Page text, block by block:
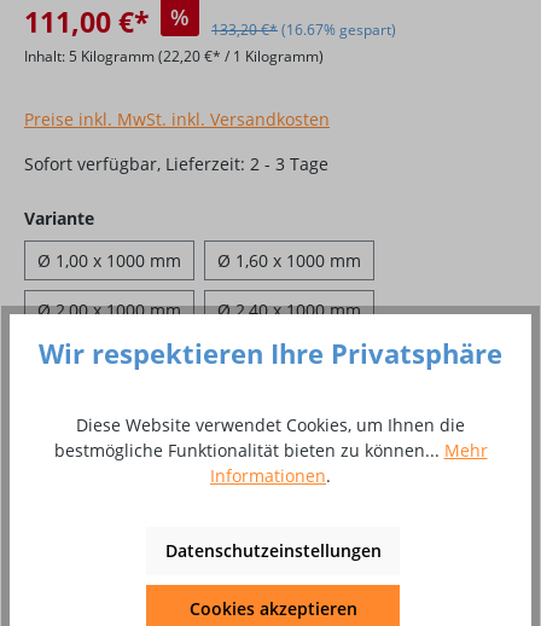
111,00 €* % 133,20 €*(16.67% gespart)
Inhalt: 5 Kilogramm(22,20 €* / 1 Kilogramm)
Preise inkl. MwSt. inkl. Versandkosten
Sofort verfügbar, Lieferzeit: 2 - 3 Tage
Varianteauswählen
Ø 1,00 x 1000 mm
Ø 1,60 x 1000 mm
Ø 2,00 x 1000 mm Ø 2,40 x 1000 mm
Ø 3,20 x 1000 mm Ø 4,00 x 1000 mm
Produkt Anzahl: Gib den gewünschten
In den Warenkorb
Wir respektieren Ihre Privatsphäre
Diese Website verwendet Cookies, um Ihnen die
bestmögliche Funktionalität bieten zu können... Mehr
Informationen.
Datenschutzeinstellungen
Cookies akzeptieren